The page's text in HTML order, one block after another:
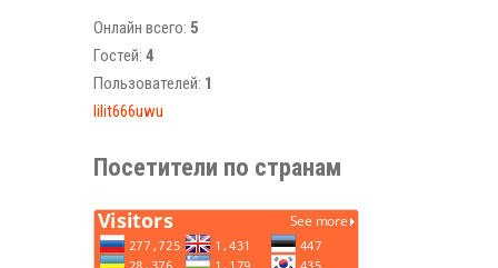
Онлайн всего: 5
Гостей: 4
Пользователей: 1
lilit666uwu
Посетители по странам